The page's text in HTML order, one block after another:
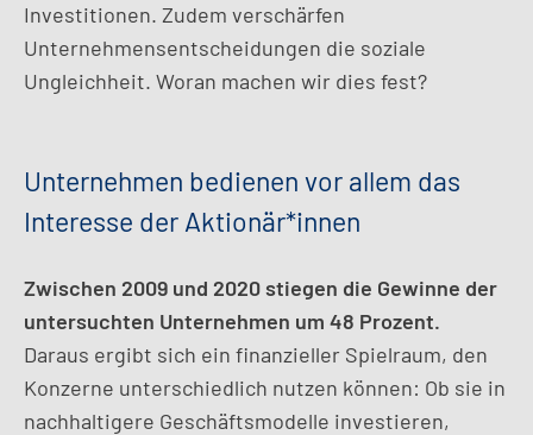
Investitionen. Zudem verschärfen
Unternehmensentscheidungen die soziale
Ungleichheit. Woran machen wir dies fest?
Unternehmen bedienen vor allem das
Interesse der Aktionär*innen
Zwischen 2009 und 2020 stiegen die Gewinne der
untersuchten Unternehmen um 48 Prozent.
Daraus ergibt sich ein finanzieller Spielraum, den
Konzerne unterschiedlich nutzen können: Ob sie in
nachhaltigere Geschäftsmodelle investieren,